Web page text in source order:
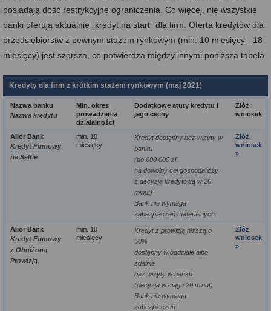
posiadają dość restrykcyjne ograniczenia. Co więcej, nie wszystkie
banki oferują aktualnie „kredyt na start” dla firm. Oferta kredytów dla
przedsiębiorstw z pewnym stażem rynkowym (min. 10 miesięcy - 18
miesięcy) jest szersza, co potwierdza między innymi poniższa tabela.
Kredyty dla firm z krótkim stażem rynkowym (maj 2021)
Nazwa banku
Nazwa kredytu
Min. okres
prowadzenia
działalności
Dodatkowe atuty kredytu i
jego cechy
Złóż
wniosek
Alior Bank
Kredyt Firmowy
na Selfie
min. 10
miesięcy
Kredyt dostępny bez wizyty w
banku
(do 600 000 zł
na dowolny cel gospodarczy
z decyzją kredytową w 20
minut)
Bank nie wymaga
zabezpieczeń materialnych.
Złóż
wniosek
»
Alior Bank
Kredyt Firmowy
z Obniżoną
Prowizją
min. 10
miesięcy
Kredyt z prowizją niższą o
50%
dostępny w oddziale albo
zdalnie
bez wizyty w banku
(decyzja w ciągu 20 minut)
Bank nie wymaga
zabezpieczeń
Złóż
wniosek
»